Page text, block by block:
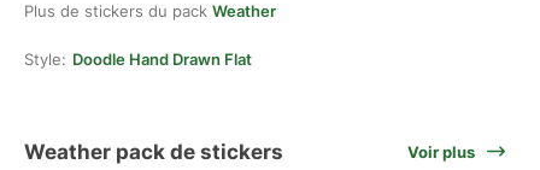
Plus de stickers du pack Weather
Style: Doodle Hand Drawn Flat
Weather pack de stickers Voir plus